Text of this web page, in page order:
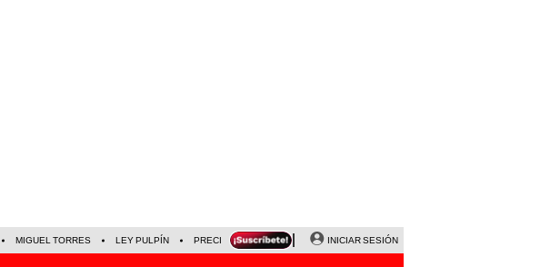
MIGUEL TORRES LEY PULPÍN PRECIO DEL DÓLAR CORTE DE LUZ VIERNES 7 DE AGOSTO
INICIAR SESIÓN